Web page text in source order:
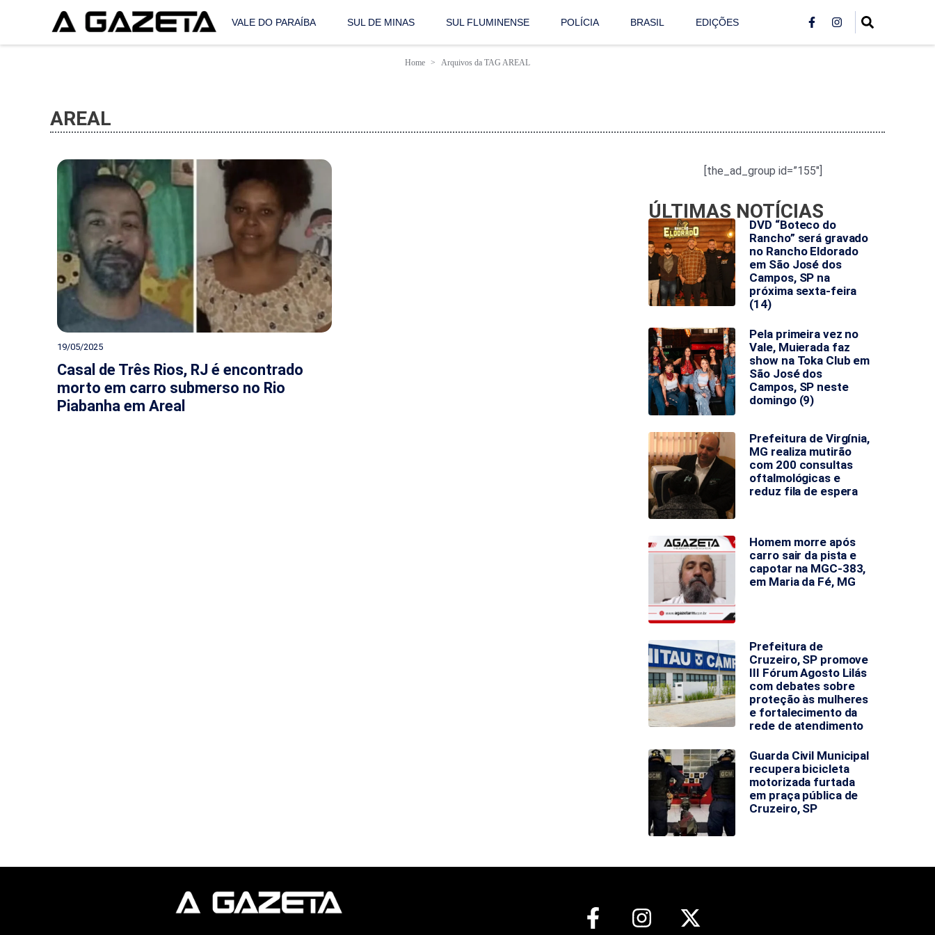
VALE DO PARAÍBA SUL DE MINAS SUL FLUMINENSE POLÍCIA BRASIL EDIÇÕES
Home Arquivos da TAG AREAL
AREAL
19/05/2025
Casal de Três Rios, RJ é encontrado
morto em carro submerso no Rio
Piabanha em Areal
[the_ad_group id=”155″]
ÚLTIMAS NOTÍCIAS
DVD “Boteco do
Rancho” será gravado
no Rancho Eldorado
em São José dos
Campos, SP na
próxima sexta-feira
(14)
Pela primeira vez no
Vale, Muierada faz
show na Toka Club em
São José dos
Campos, SP neste
domingo (9)
Prefeitura de Virgínia,
MG realiza mutirão
com 200 consultas
oftalmológicas e
reduz fila de espera
Homem morre após
carro sair da pista e
capotar na MGC-383,
em Maria da Fé, MG
Prefeitura de
Cruzeiro, SP promove
III Fórum Agosto Lilás
com debates sobre
proteção às mulheres
e fortalecimento da
rede de atendimento
Guarda Civil Municipal
recupera bicicleta
motorizada furtada
em praça pública de
Cruzeiro, SP